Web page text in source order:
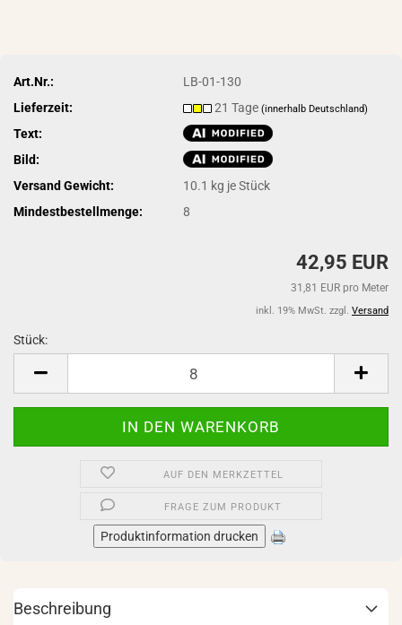
Art.Nr.:
LB-01-130
Lieferzeit:
21 Tage(innerhalb Deutschland)
Text:
Bild:
Versand Gewicht:
10.1 kg je Stück
Mindestbestellmenge:
8
42,95 EUR
31,81 EUR pro Meter
inkl. 19% MwSt. zzgl. Versand
Stück:
AUF DEN MERKZETTEL
FRAGE ZUM PRODUKT
Produktinformation drucken
Beschreibung